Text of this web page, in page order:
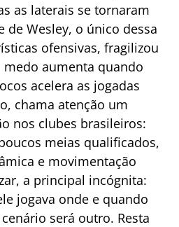
as laterais se tornaram
de Wesley, o único dessa
ofensivas, fragilizou
aumenta quando
acelera as jogadas
chama atenção um
nos clubes brasileiros:
meias qualificados,
e movimentação
a principal incógnita:
jogava onde e quando
será outro. Resta